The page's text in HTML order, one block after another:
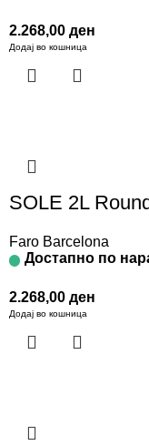
2.268,00 ден
Додај во кошница
SOLE 2L
Faro Barcelona
Достапно по
2.268,00 ден
Додај во кошница